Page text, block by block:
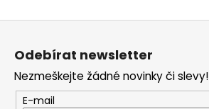
Z
Odebírat newsletter
Nezmeškejte žádné novinky či slevy!
E-mail